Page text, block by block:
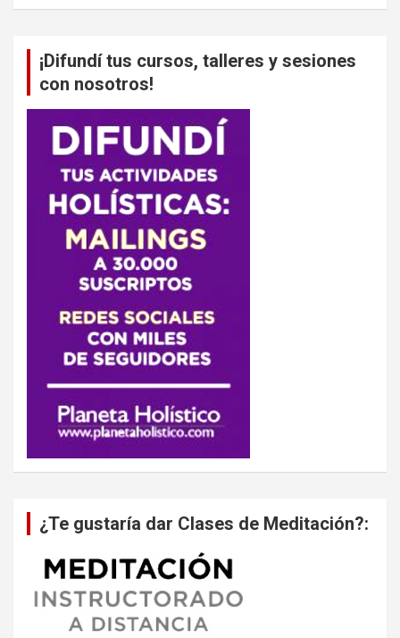
¡Difundí tus cursos, talleres y sesiones
con nosotros!
¿Te gustaría dar Clases de Meditación?: